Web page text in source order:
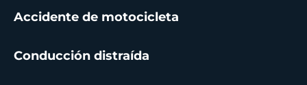
Accidente de motocicleta
Conducción distraída